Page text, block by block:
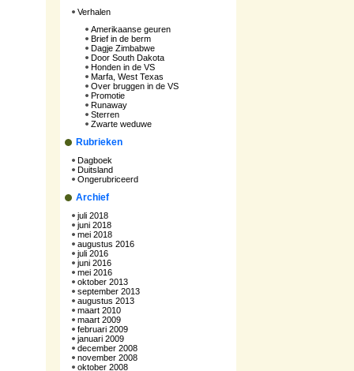
Verhalen
Amerikaanse geuren
Brief in de berm
Dagje Zimbabwe
Door South Dakota
Honden in de VS
Marfa, West Texas
Over bruggen in de VS
Promotie
Runaway
Sterren
Zwarte weduwe
Rubrieken
Dagboek
Duitsland
Ongerubriceerd
Archief
juli 2018
juni 2018
mei 2018
augustus 2016
juli 2016
juni 2016
mei 2016
oktober 2013
september 2013
augustus 2013
maart 2010
maart 2009
februari 2009
januari 2009
december 2008
november 2008
oktober 2008